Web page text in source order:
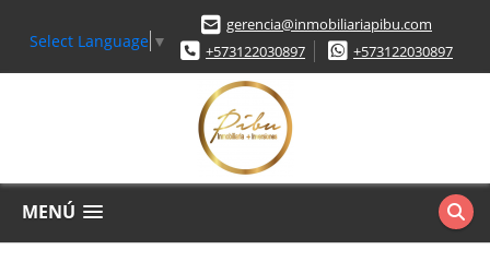
Select Language ▼
gerencia@inmobiliariapibu.com
+573122030897
+573122030897
MENÚ